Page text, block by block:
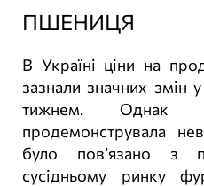
ПШЕНИЦЯ
В Україні ціни на
зазнали значних змін
тижнем. Однак
продемонструвала
було пов’язано з
сусідньому ринку